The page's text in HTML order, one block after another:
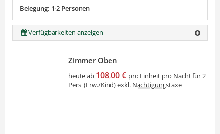
Belegung: 1-2 Personen
Verfügbarkeiten anzeigen
Zimmer Oben
heute ab 108,00 € pro Einheit pro Nacht für 2
Pers. (Erw./Kind)exkl. Nächtigungstaxe